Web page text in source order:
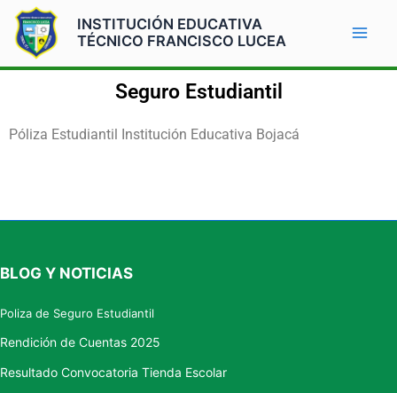
contenido
INSTITUCIÓN EDUCATIVA
TÉCNICO FRANCISCO LUCEA
Seguro Estudiantil
Póliza Estudiantil Institución Educativa Bojacá
BLOG Y NOTICIAS
Poliza de Seguro Estudiantil
Rendición de Cuentas 2025
Resultado Convocatoria Tienda Escolar